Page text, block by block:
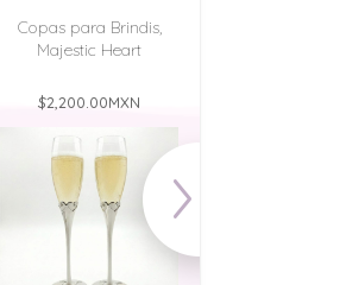
Copas para Brindis,
Majestic Heart
$2,200.00MXN